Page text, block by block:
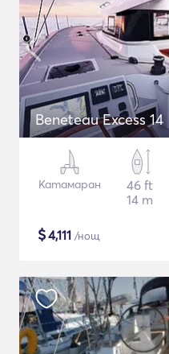
Beneteau Excess 14
Катамаран
46 ft
14 m
$4,111 /нощ